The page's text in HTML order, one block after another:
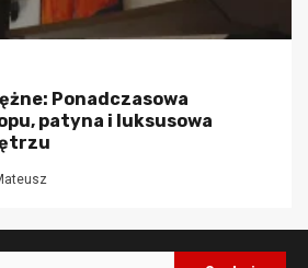
Ponadczasowa
patyna i luksusowa